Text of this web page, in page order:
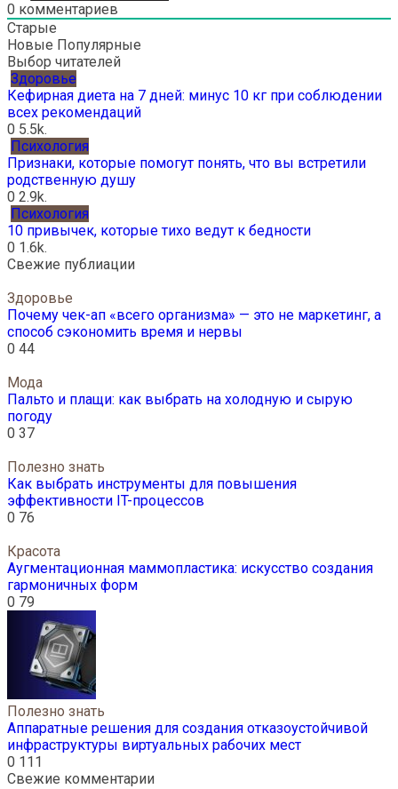
0 комментариев
Старые
Новые Популярные
Выбор читателей
Здоровье
Кефирная диета на 7 дней: минус 10 кг при соблюдении
всех рекомендаций
0 5.5k.
Психология
Признаки, которые помогут понять, что вы встретили
родственную душу
0 2.9k.
Психология
10 привычек, которые тихо ведут к бедности
0 1.6k.
Свежие публиации
Здоровье
Почему чек-ап «всего организма» — это не маркетинг, а
способ сэкономить время и нервы
0 44
Мода
Пальто и плащи: как выбрать на холодную и сырую
погоду
0 37
Полезно знать
Как выбрать инструменты для повышения
эффективности IT-процессов
0 76
Красота
Аугментационная маммопластика: искусство создания
гармоничных форм
0 79
Полезно знать
Аппаратные решения для создания отказоустойчивой
инфраструктуры виртуальных рабочих мест
0 111
Свежие комментарии